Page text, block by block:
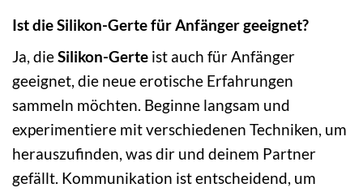
Ist die Silikon-Gerte für Anfänger geeignet?
Ja, dieSilikon-Gerte ist auch für Anfänger
geeignet, die neue erotische Erfahrungen
sammeln möchten. Beginne langsam und
experimentiere mit verschiedenen Techniken, um
herauszufinden, was dir und deinem Partner
gefällt. Kommunikation ist entscheidend, um